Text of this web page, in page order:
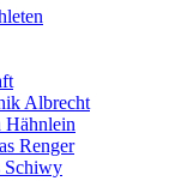
Albrecht
Hähnlein
Renger
Schiwy